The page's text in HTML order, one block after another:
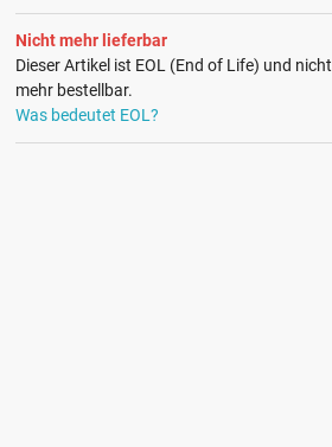
Nicht mehr lieferbar
Dieser Artikel ist EOL (End of Life) und nicht
mehr bestellbar.
Was bedeutet EOL?